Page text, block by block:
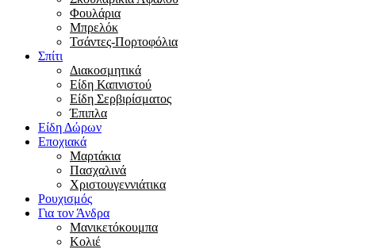
Φουλάρια
Μπρελόκ
Τσάντες-Πορτοφόλια
Σπίτι
Διακοσμητικά
Είδη Καπνιστού
Είδη Σερβιρίσματος
Έπιπλα
Είδη Δώρων
Εποχιακά
Μαρτάκια
Πασχαλινά
Χριστουγεννιάτικα
Ρουχισμός
Για τον Άνδρα
Μανικετόκουμπα
Κολιέ